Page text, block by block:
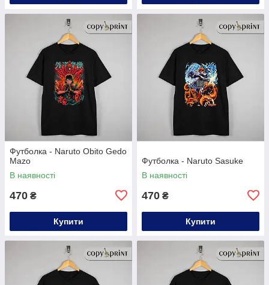
Футболка - Naruto Obito Gedo
Mazo
В наявності
470 ₴
Купити
Футболка - Naruto Sasuke
В наявності
470 ₴
Купити